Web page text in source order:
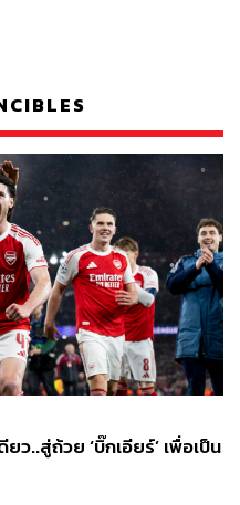
..สู่ถ้วย ‘บิ๊กเอียร์’ เพื่อเป็น